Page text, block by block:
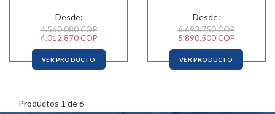
Desde:
4.560.080 COP
4.012.870 COP
VER PRODUCTO
Desde:
6.693.750 COP
5.890.500 COP
VER PRODUCTO
Productos 1 de 6